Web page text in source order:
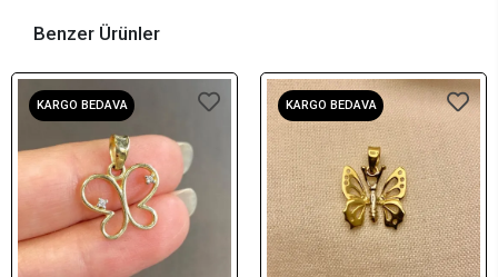
Benzer Ürünler
KARGO BEDAVA KARGO BEDAVA